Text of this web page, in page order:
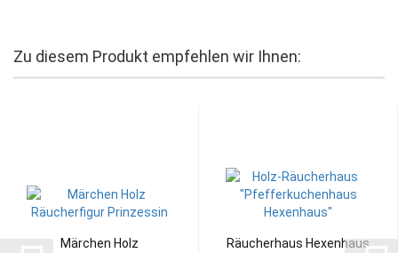
Zu diesem Produkt empfehlen wir Ihnen:
Märchen Holz
Räucherhaus Hexenhaus